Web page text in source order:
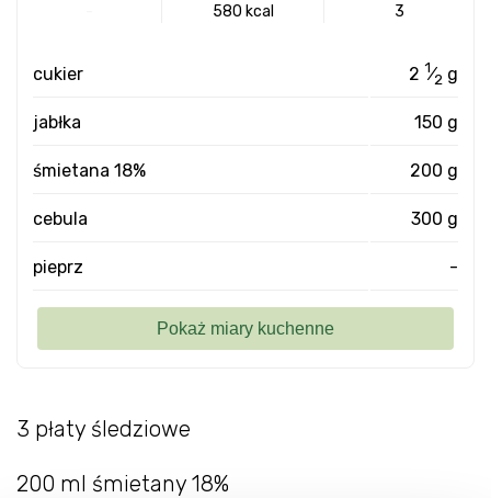
3 płaty śledziowe
200 ml śmietany 18%
580 kcal 3
cukier 2 1⁄2 g
jabłka 150 g
śmietana 18% 200 g
cebula 300 g
pieprz -